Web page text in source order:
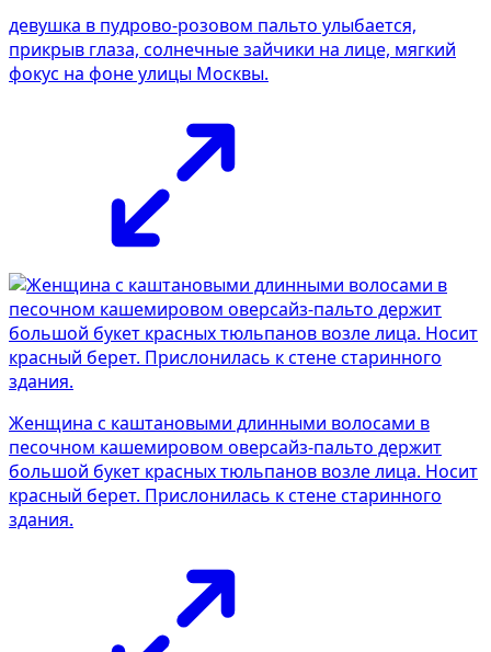
девушка в пудрово-розовом пальто улыбается,
прикрыв глаза, солнечные зайчики на лице, мягкий
фокус на фоне улицы Москвы.
Женщина с каштановыми длинными волосами в
песочном кашемировом оверсайз-пальто держит
большой букет красных тюльпанов возле лица. Носит
красный берет. Прислонилась к стене старинного
здания.